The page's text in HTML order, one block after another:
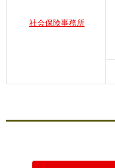
社会保険事務所